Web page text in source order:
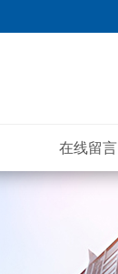
在线留言